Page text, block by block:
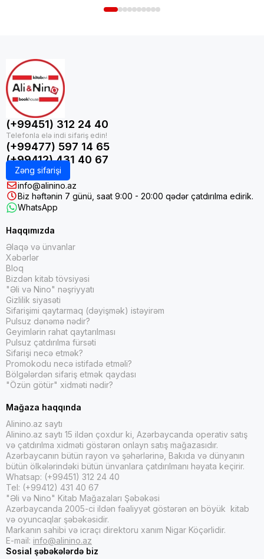
(+99451) 312 24 40
(+99477) 597 14 65
(+99412) 431 40 67
Zəng sifarişi
info@alinino.az
Biz həftənin 7 günü, saat 9:00 - 20:00 qədər çatdırılma edirik.
WhatsApp
Haqqımızda
Əlaqə və ünvanlar
Xəbərlər
Bloq
Bizdən kitab tövsiyəsi
"Əli və Nino" nəşriyyatı
Gizlilik siyasəti
Sifarişimi qaytarmaq (dəyişmək) istəyirəm
Pulsuz dənəmə nədir?
Geyimlərin rahat qaytarılması
Pulsuz çatdırılma fürsəti
Sifarişi necə etmək?
Promokodu necə istifadə etməli?
Bölgələrdən sifariş etmək qaydası
"Özün götür" xidməti nədir?
Mağaza haqqında
Alinino.az saytı
Alinino.az saytı 15 ildən çoxdur ki, Azərbaycanda operativ satış
və çatdırılma xidməti göstərən onlayn satış mağazasıdır.
Azərbaycanın bütün rayon və şəhərlərinə, Bakıda və dünyanın
bütün ölkələrindəki bütün ünvanlara çatdırılmanı həyata keçirir.
Whatsap: (+99451) 312 24 40
Tel: (+99412) 431 40 67
"Əli və Nino" Kitab Mağazaları Şəbəkəsi
Azərbaycanda 2005-ci ildən fəaliyyət göstərən ən böyük kitab
və oyuncaqlar şəbəkəsidir.
Markanın sahibi və icraçı direktoru xanım Nigar Köçərlidir.
E-mail: info@alinino.az
Sosial şəbəkələrdə biz